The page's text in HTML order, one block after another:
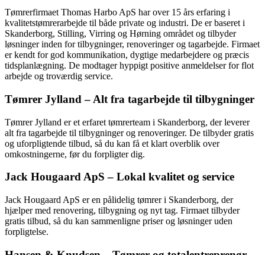
Tømrerfirmaet Thomas Harbo ApS har over 15 års erfaring i
kvalitetstømrerarbejde til både private og industri. De er baseret i
Skanderborg, Stilling, Virring og Hørning området og tilbyder
løsninger inden for tilbygninger, renoveringer og tagarbejde. Firmaet
er kendt for god kommunikation, dygtige medarbejdere og præcis
tidsplanlægning. De modtager hyppigt positive anmeldelser for flot
arbejde og troværdig service.
Tømrer Jylland – Alt fra tagarbejde til tilbygninger
Tømrer Jylland er et erfaret tømrerteam i Skanderborg, der leverer
alt fra tagarbejde til tilbygninger og renoveringer. De tilbyder gratis
og uforpligtende tilbud, så du kan få et klart overblik over
omkostningerne, før du forpligter dig.
Jack Hougaard ApS – Lokal kvalitet og service
Jack Hougaard ApS er en pålidelig tømrer i Skanderborg, der
hjælper med renovering, tilbygning og nyt tag. Firmaet tilbyder
gratis tilbud, så du kan sammenligne priser og løsninger uden
forpligtelse.